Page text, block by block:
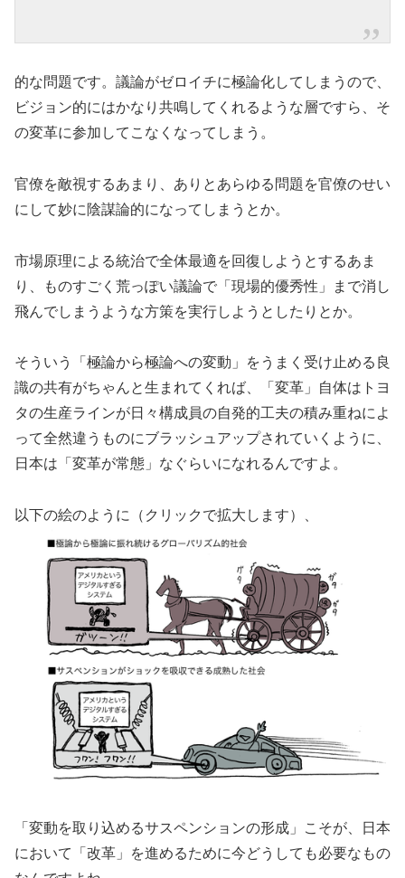
的な問題です。議論がゼロイチに極論化してしまうので、
ビジョン的にはかなり共鳴してくれるような層ですら、そ
の変革に参加してこなくなってしまう。
官僚を敵視するあまり、ありとあらゆる問題を官僚のせい
にして妙に陰謀論的になってしまうとか。
市場原理による統治で全体最適を回復しようとするあま
り、ものすごく荒っぽい議論で「現場的優秀性」まで消し
飛んでしまうような方策を実行しようとしたりとか。
そういう「極論から極論への変動」をうまく受け止める良
識の共有がちゃんと生まれてくれば、「変革」自体はトヨ
タの生産ラインが日々構成員の自発的工夫の積み重ねによ
って全然違うものにブラッシュアップされていくように、
日本は「変革が常態」なぐらいになれるんですよ。
以下の絵のように（クリックで拡大します）、
「変動を取り込めるサスペンションの形成」こそが、日本
において「改革」を進めるために今どうしても必要なもの